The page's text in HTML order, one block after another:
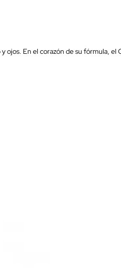
ojos. En el corazón de su fórmula, el